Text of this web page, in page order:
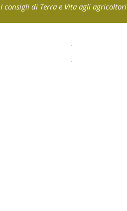
I consigli di Terra e Vita agli agricoltori